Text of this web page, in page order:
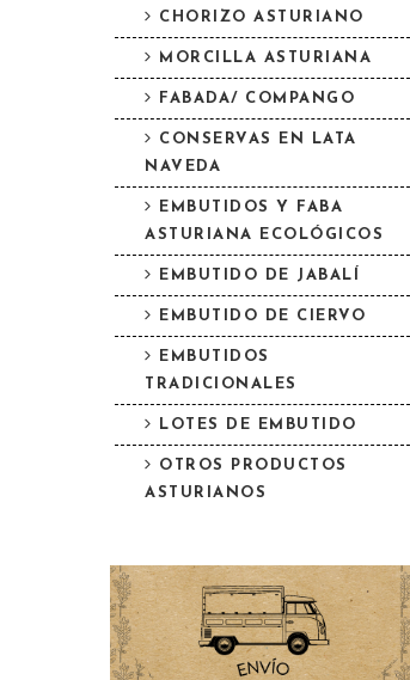
CHORIZO ASTURIANO
MORCILLA ASTURIANA
FABADA/ COMPANGO
CONSERVAS EN LATA
NAVEDA
EMBUTIDOS Y FABA
ASTURIANA ECOLÓGICOS
EMBUTIDO DE JABALÍ
EMBUTIDO DE CIERVO
EMBUTIDOS
TRADICIONALES
LOTES DE EMBUTIDO
OTROS PRODUCTOS
ASTURIANOS